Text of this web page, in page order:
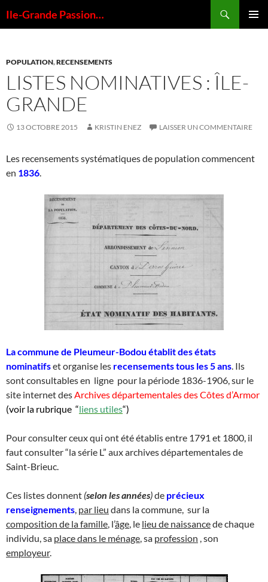
auIle-Grande Passion…
POPULATION,RECENSEMENTS
LISTES NOMINATIVES : ÎLE-
GRANDE
13 OCTOBRE 2015 KRISTIN ENEZ LAISSER UN COMMENTAIRE
Les recensements systématiques de population commencent
en 1836.
La commune de Pleumeur-Bodou établit des états
nominatifset organise les recensements tous les 5 ans. Ils
sont consultables en ligne pour la période 1836-1906, sur le
site internet desArchives départementales des Côtes d’Armor
(voir la rubrique “liens utiles“)
Pour consulter ceux qui ont été établis entre 1791 et 1800, il
faut consulter “la série L” aux archives départementales de
Saint-Brieuc.
Ces listes donnent (selon les années)de précieux
renseignements, par lieu dans la commune, sur la
composition de la famille, l’âge, le lieu de naissancede chaque
individu, sa place dans le ménage, sa profession , son
employeur.